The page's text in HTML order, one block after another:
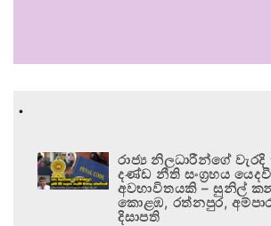
.
රාජ්‍ය නිලධාරීන්ගේ
දණ්ඩ නීති සංග්‍රහය
අවභාවිතයකි – සුනිල්
කොළඹ, රත්නපුර,
දිසාපති